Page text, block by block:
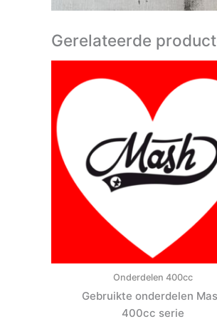
Gerelateerde
Onderdelen 400cc
Gebruikte onderdelen
400cc serie